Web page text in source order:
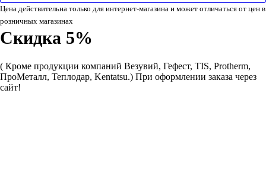
Цена действительна только для интернет-магазина и может отличаться от цен в
розничных магазинах
Скидка 5%
( Кроме продукции компаний Везувий, Гефест, TIS, Protherm,
ПроМеталл, Теплодар, Kentatsu.) При оформлении заказа через
сайт!